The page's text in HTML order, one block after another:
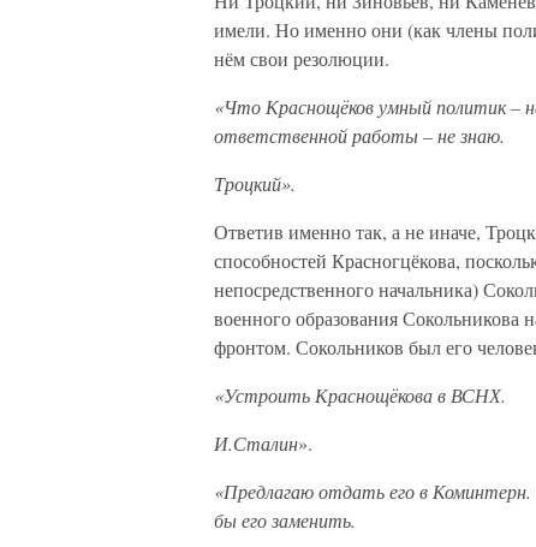
имели. Но именно они (как члены
нём свои резолюции.
«Что Краснощёков умный политик –
ответственной работы – не знаю.
Троцкий».
Ответив именно так, а не иначе,
способностей Красногцёкова,
непосредственного начальника)
военного образования
фронтом. Сокольников был его
«Устроить Краснощёкова в ВСНХ.
И.Сталин».
«Предлагаю отдать его в
бы его заменить.